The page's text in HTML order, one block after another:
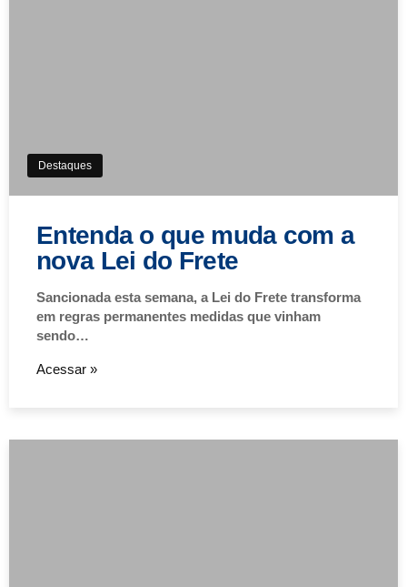
Destaques
Entenda o que muda com a
nova Lei do Frete
Sancionada esta semana, a Lei do Frete transforma
em regras permanentes medidas que vinham
sendo…
Acessar »